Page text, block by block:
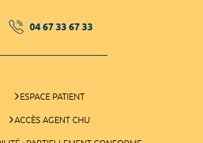
04 67 33 67 33
ESPACE PATIENT
ACCÈS AGENT CHU